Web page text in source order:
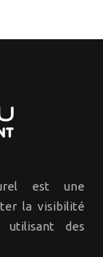
est une
la visibilité
utilisant des